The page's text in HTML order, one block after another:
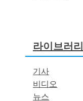
라이브러리
기사
비디오
뉴스